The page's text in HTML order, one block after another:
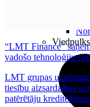
“LMT Finance”
vadošo tehnoloģiju
LMT grupas
tiesību aizsardzības
patērētāju